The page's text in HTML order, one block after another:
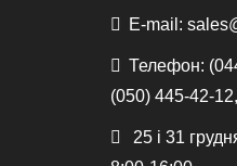
E-mail:
Телефон:
(050) 445-42-
25 і 31